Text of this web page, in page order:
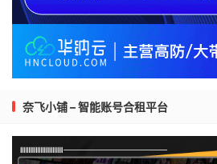
奈飞小铺 – 智能账号合租平台